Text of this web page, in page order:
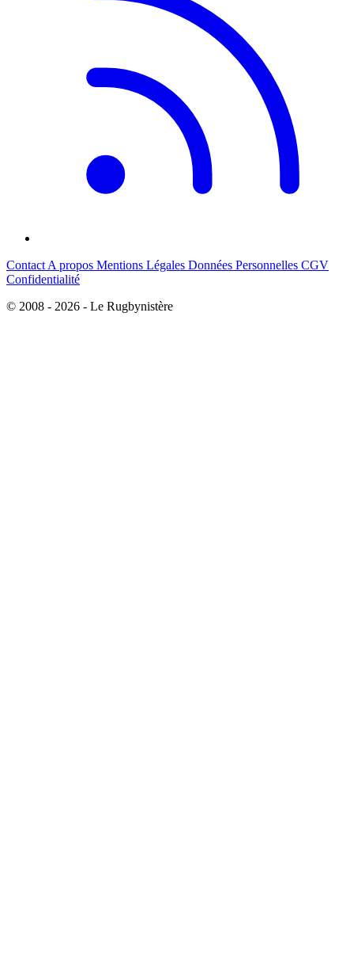
Contact A propos Mentions Légales Données Personnelles CGV
Confidentialité
© 2008 - 2026 - Le Rugbynistère